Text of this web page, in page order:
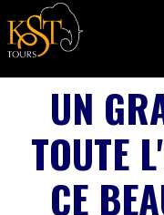
UN
TOUTE
CE